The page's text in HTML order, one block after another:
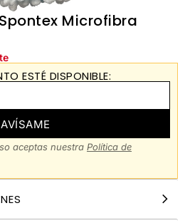
Microfibra
ESTÉ DISPONIBLE:
AVÍSAME
aceptas nuestra Política de